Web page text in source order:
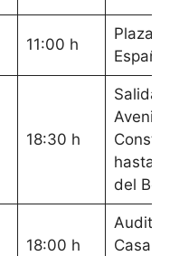
11:00 h
Plaza de
España
18:30 h
Salida
Avenida
hasta
del
18:00 h
Auditorio
Casa de